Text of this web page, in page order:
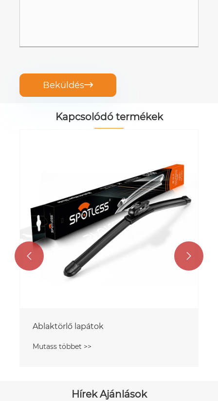
Beküldés
Kapcsolódó termékek
Ablaktörlő lapátok
Mutass többet >>
 
Hírek Ajánlások